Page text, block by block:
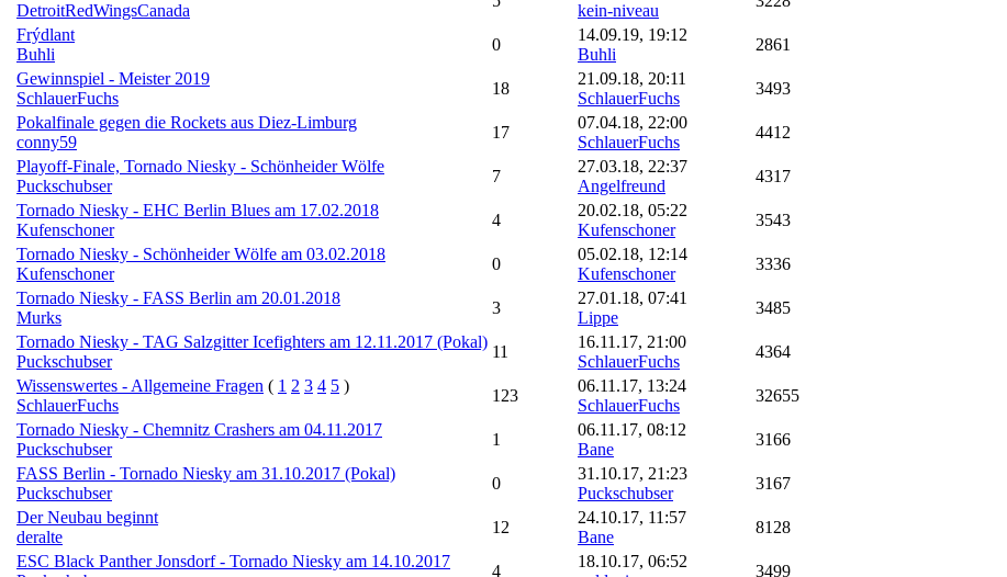
DetroitRedWingsCanada
kein-niveau
Frýdlant
Buhli
0
14.09.19, 19:12
Buhli
2861
Gewinnspiel - Meister 2019
SchlauerFuchs
18
21.09.18, 20:11
SchlauerFuchs
3493
Pokalfinale gegen die Rockets aus Diez-Limburg
conny59
17
07.04.18, 22:00
SchlauerFuchs
4412
Playoff-Finale, Tornado Niesky - Schönheider Wölfe
Puckschubser
7
27.03.18, 22:37
Angelfreund
4317
Tornado Niesky - EHC Berlin Blues am 17.02.2018
Kufenschoner
4
20.02.18, 05:22
Kufenschoner
3543
Tornado Niesky - Schönheider Wölfe am 03.02.2018
Kufenschoner
0
05.02.18, 12:14
Kufenschoner
3336
Tornado Niesky - FASS Berlin am 20.01.2018
Murks
3
27.01.18, 07:41
Lippe
3485
Tornado Niesky - TAG Salzgitter Icefighters am 12.11.2017 (Pokal)
Puckschubser
11
16.11.17, 21:00
SchlauerFuchs
4364
Wissenswertes - Allgemeine Fragen ( 1 2 3 4 5 )
SchlauerFuchs
123
06.11.17, 13:24
SchlauerFuchs
32655
Tornado Niesky - Chemnitz Crashers am 04.11.2017
Puckschubser
1
06.11.17, 08:12
Bane
3166
FASS Berlin - Tornado Niesky am 31.10.2017 (Pokal)
Puckschubser
0
31.10.17, 21:23
Puckschubser
3167
Der Neubau beginnt
deralte
12
24.10.17, 11:57
Bane
8128
ESC Black Panther Jonsdorf - Tornado Niesky am 14.10.2017
4
18.10.17, 06:52
3499